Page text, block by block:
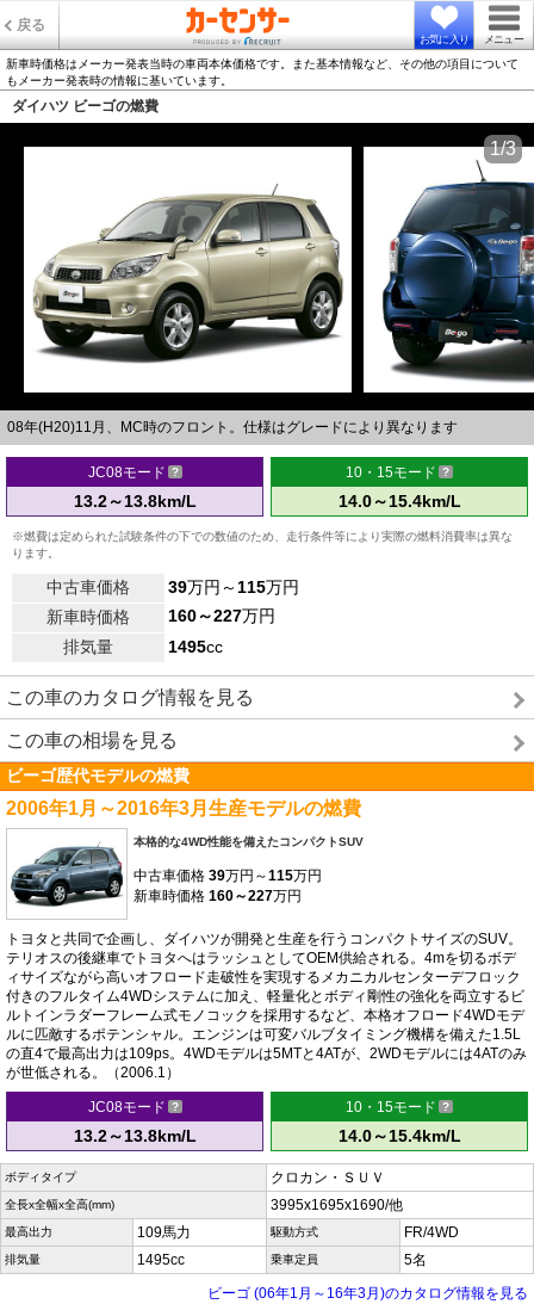
戻る
お気に入り メニュー
新車時価格はメーカー発表当時の車両本体価格です。また基本情報など、その他の項目について
もメーカー発表時の情報に基いています。
ダイハツ ビーゴの燃費
08年(H20)11月、MC時のフロント。仕様はグレードにより異なります
1/3
JC08モード
13.2～13.8km/L
10・15モード
14.0～15.4km/L
※燃費は定められた試験条件の下での数値のため、走行条件等により実際の燃料消費率は異な
ります。
中古車価格 39万円～115万円
新車時価格
160～227万円
排気量
1495cc
この車のカタログ情報を見る
この車の相場を見る
ビーゴ歴代モデルの燃費
2006年1月～2016年3月生産モデルの燃費
本格的な4WD性能を備えたコンパクトSUV
中古車価格 39万円～115万円
新車時価格 160～227万円
トヨタと共同で企画し、ダイハツが開発と生産を行うコンパクトサイズのSUV。
テリオスの後継車でトヨタへはラッシュとしてOEM供給される。4mを切るボデ
ィサイズながら高いオフロード走破性を実現するメカニカルセンターデフロック
付きのフルタイム4WDシステムに加え、軽量化とボディ剛性の強化を両立するビ
ルトインラダーフレーム式モノコックを採用するなど、本格オフロード4WDモデ
ルに匹敵するポテンシャル。エンジンは可変バルブタイミング機構を備えた1.5L
の直4で最高出力は109ps。4WDモデルは5MTと4ATが、2WDモデルには4ATのみ
が世低される。（2006.1）
JC08モード
13.2～13.8km/L
10・15モード
14.0～15.4km/L
ボディタイプ クロカン・ＳＵＶ
全長x全幅x全高(mm) 3995x1695x1690/他
最高出力 109馬力 駆動方式 FR/4WD
排気量 1495cc 乗車定員
5名
ビーゴ (06年1月～16年3月)のカタログ情報を見る